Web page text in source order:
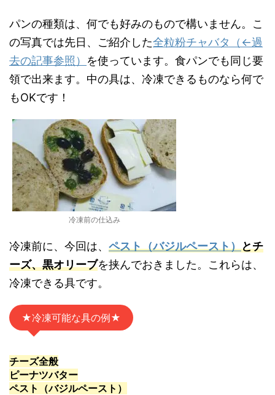
パンの種類は、何でも好みのもので構いません。こ
の写真では先日、ご紹介した全粒粉チャバタ（←過
去の記事参照） を使っています。食パンでも同じ要
領で出来ます。中の具は、冷凍できるものなら何で
もOKです！
冷凍前の仕込み
冷凍前に、今回は、 ペスト（バジルペースト）とチ
ーズ、黒オリーブを挟んでおきました。これらは、
冷凍できる具です。
★冷凍可能な具の例★
チーズ全般
ピーナツバター
ペスト（バジルペースト）